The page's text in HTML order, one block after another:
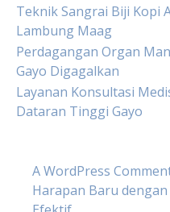
Teknik Sangrai Biji Kopi
Lambung Maag
Perdagangan Organ
Gayo Digagalkan
Layanan Konsultasi
Dataran Tinggi Gayo
A WordPress
Harapan Baru